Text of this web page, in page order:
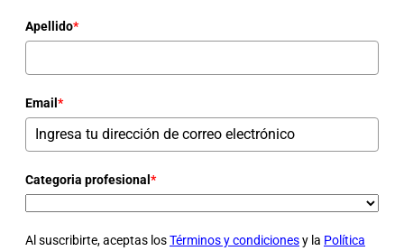
Apellido*
Email *
Categoria profesional *
Al suscribirte, aceptas losTérminos y condicionesy la Política